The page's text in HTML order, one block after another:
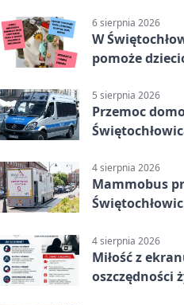
6 sierpnia 2026
W
pomoże
5 sierpnia 2026
Przemoc
4 sierpnia 2026
Mammobus
4 sierpnia 2026
Miłość z
oszczędności